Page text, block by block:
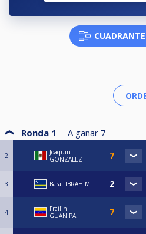
Ronda 1 A ganar 7
2
Joaquin
GONZALEZ
3 Barat IBRAHIM
4
Frailin
GUANIPA